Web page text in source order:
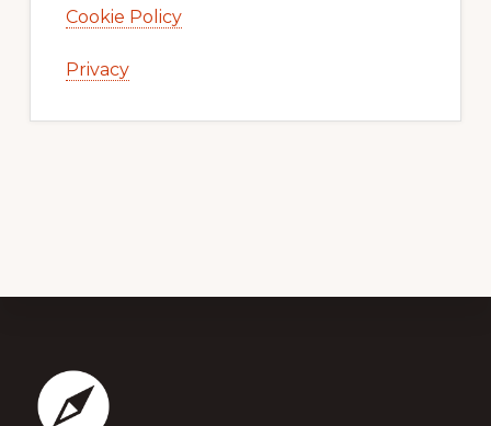
Cookie Policy
Privacy